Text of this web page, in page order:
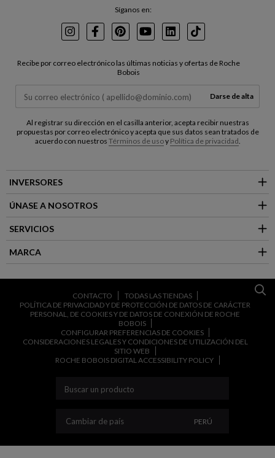
Síganos en:
InstagramFacebookPinterest
YoutubeLinkedInTikTok
Recibe por correo electrónico las últimas noticias y ofertas de Roche
Bobois
Darse de alta
Al registrar su dirección en el casilla anterior, acepta recibir nuestras
propuestas por correo electrónico y acepta que sus datos sean tratados de
acuerdo con nuestros Términos de usoy Política de privacidad
INVERSORES
ÚNASE A NOSOTROS
SERVICIOS
MARCA
CONTACTO
TODAS LAS TIENDAS
POLÍTICA DE PRIVACIDAD Y DE PROTECCIÓN DE DATOS DE CARÁCTER
PERSONAL, DE COOKIES Y DE DATOS DE CONEXIÓN DE ROCHE
BOBOIS
CONFIGURAR PREFERENCIAS DE COOKIES
CONSIDERACIONES LEGALES Y CONDICIONES DE UTILIZACIÓN DEL
SITIO WEB
ROCHE BOBOIS DIGITAL ACCESSIBILITY POLICY
Cambiar de país CAMBIAR DE PAÍS
PERÚ